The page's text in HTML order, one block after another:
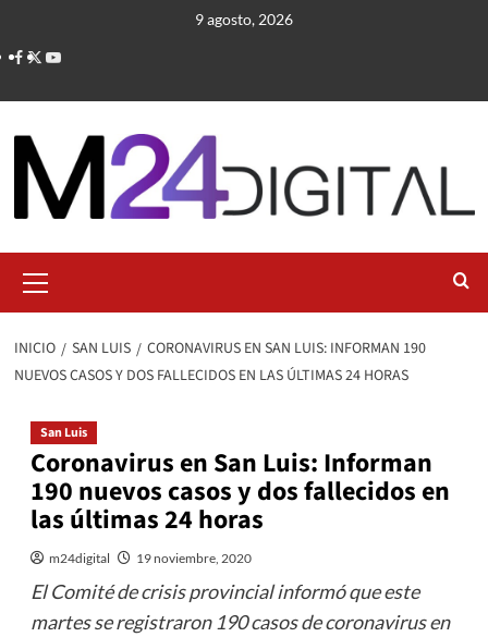
contenido
9 agosto, 2026
primario
INICIO SAN LUIS
CORONAVIRUS EN SAN LUIS: INFORMAN 190
NUEVOS CASOS Y DOS FALLECIDOS EN LAS ÚLTIMAS 24 HORAS
San Luis
Coronavirus en San Luis: Informan
190 nuevos casos y dos fallecidos en
las últimas 24 horas
m24digital 19 noviembre, 2020
El Comité de crisis provincial informó que este
martes se registraron 190 casos de coronavirus en